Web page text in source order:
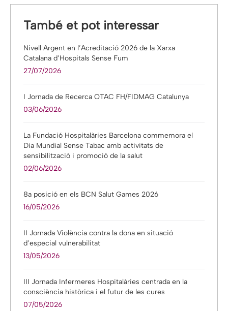
També et pot interessar
Nivell Argent en l’Acreditació 2026 de la Xarxa
Catalana d’Hospitals Sense Fum
27/07/2026
I Jornada de Recerca OTAC FH/FIDMAG Catalunya
03/06/2026
La Fundació Hospitalàries Barcelona commemora el
Dia Mundial Sense Tabac amb activitats de
sensibilització i promoció de la salut
02/06/2026
8a posició en els BCN Salut Games 2026
16/05/2026
II Jornada Violència contra la dona en situació
d’especial vulnerabilitat
13/05/2026
III Jornada Infermeres Hospitalàries centrada en la
consciència històrica i el futur de les cures
07/05/2026